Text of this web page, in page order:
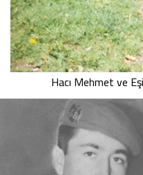
Hacı Mehmet ve